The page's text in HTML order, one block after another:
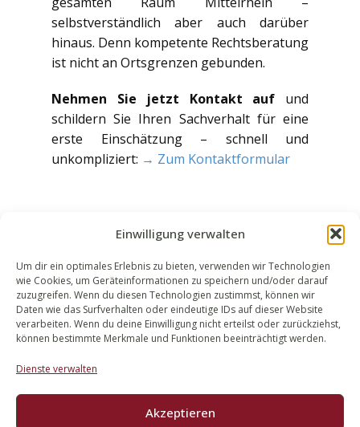
Einwilligung verwalten
Um dir ein optimales Erlebnis zu bieten, verwenden wir Technologien
wie Cookies, um Geräteinformationen zu speichern und/oder darauf
zuzugreifen. Wenn du diesen Technologien zustimmst, können wir
Daten wie das Surfverhalten oder eindeutige IDs auf dieser Website
verarbeiten. Wenn du deine Einwilligung nicht erteilst oder zurückziehst,
können bestimmte Merkmale und Funktionen beeinträchtigt werden.
Dienste verwalten
Akzeptieren
selbstverständlich aber auch darüber
hinaus. Denn kompetente Rechtsberatung
ist nicht an Ortsgrenzen gebunden.
Nehmen Sie jetzt Kontakt auf und
schildern Sie Ihren Sachverhalt für eine
erste Einschätzung – schnell und
unkompliziert: → Zum Kontaktformular
WALEK RECHTSANWÄLT​​E
Bachstraße 13
56727 Mayen
02651 98 900
info@walek-rechtsanwaelte.de